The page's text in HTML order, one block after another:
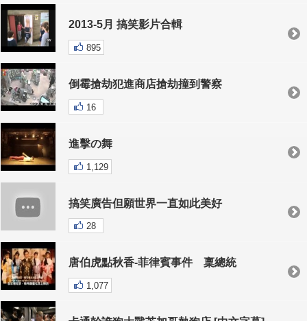
2013-5月 搞笑影片合輯
895
倒霉搶劫犯進商店搶劫撞到警察
16
進擊の舞
1,129
搞笑廣告但願世界一直如此美好
28
唐伯虎點秋香-菲律賓事件 稟總統
1,077